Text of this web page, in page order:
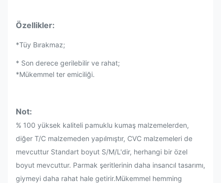
Özellikler:
*Tüy Bırakmaz;
* Son derece gerilebilir ve rahat;
*Mükemmel ter emiciliği.
Not:
% 100 yüksek kaliteli pamuklu kumaş malzemelerden,
diğer T/C malzemeden yapılmıştır, CVC malzemeleri de
mevcuttur Standart boyut S/M/L'dir, herhangi bir özel
boyut mevcuttur. Parmak şeritlerinin daha insancıl tasarımı,
giymeyi daha rahat hale getirir.Mükemmel hemming